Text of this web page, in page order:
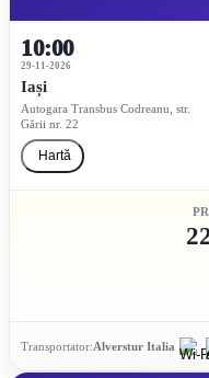
10:00
29-11-2026
Iași
Autogara Transbus Codreanu, str.
Gării nr. 22
Hartă
Transportator:Alverstur Italia